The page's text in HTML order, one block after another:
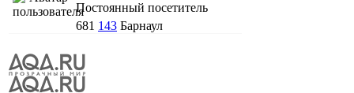
Постоянный посетитель
681 143 Барнаул